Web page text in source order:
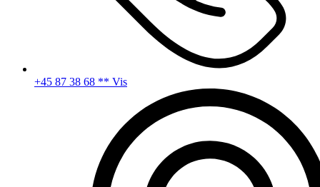
+45 87 38 68 ** Vis